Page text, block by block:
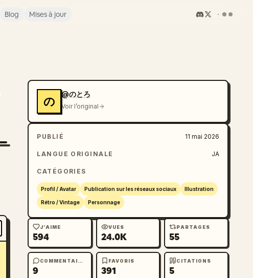
Blog Mises à jour
の
@のとろ
Voir l’original
PUBLIÉ 11 mai 2026
LANGUE ORIGINALE JA
CATÉGORIES
Profil / Avatar Publication sur les réseaux sociaux Illustration
Rétro / Vintage Personnage
J’AIME
594
VUES
24.0K
PARTAGES
55
COMMENTAIRES
9
FAVORIS
391
CITATIONS
5